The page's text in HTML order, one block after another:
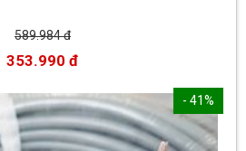
589.984 đ
353.990 đ
- 41%